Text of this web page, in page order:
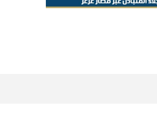
بشأن الاستهداف الإيراني لسفينة إماراتية